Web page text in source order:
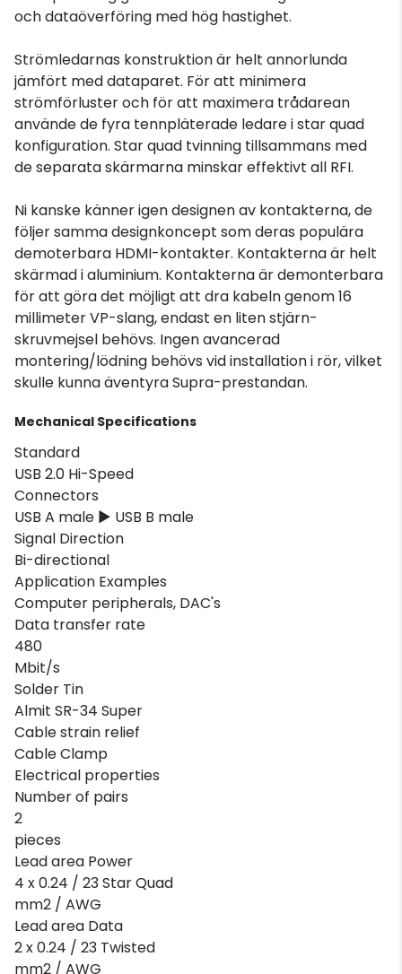
och dataöverföring med hög hastighet.
Strömledarnas konstruktion är helt annorlunda
jämfört med dataparet. För att minimera
strömförluster och för att maximera trådarean
använde de fyra tennpläterade ledare i star quad
konfiguration. Star quad tvinning tillsammans med
de separata skärmarna minskar effektivt all RFI.
Ni kanske känner igen designen av kontakterna, de
följer samma designkoncept som deras populära
demoterbara HDMI-kontakter. Kontakterna är helt
skärmad i aluminium. Kontakterna är demonterbara
för att göra det möjligt att dra kabeln genom 16
millimeter VP-slang, endast en liten stjärn-
skruvmejsel behövs. Ingen avancerad
montering/lödning behövs vid installation i rör, vilket
skulle kunna äventyra Supra-prestandan.
Mechanical Specifications
Standard
USB 2.0 Hi-Speed
Connectors
USB A male ► USB B male
Signal Direction
Bi-directional
Application Examples
Computer peripherals, DAC's
Data transfer rate
480
Mbit/s
Solder Tin
Almit SR-34 Super
Cable strain relief
Cable Clamp
Electrical properties
Number of pairs
2
pieces
Lead area Power
4 x 0.24 / 23 Star Quad
mm2 / AWG
Lead area Data
2 x 0.24 / 23 Twisted
mm2 / AWG